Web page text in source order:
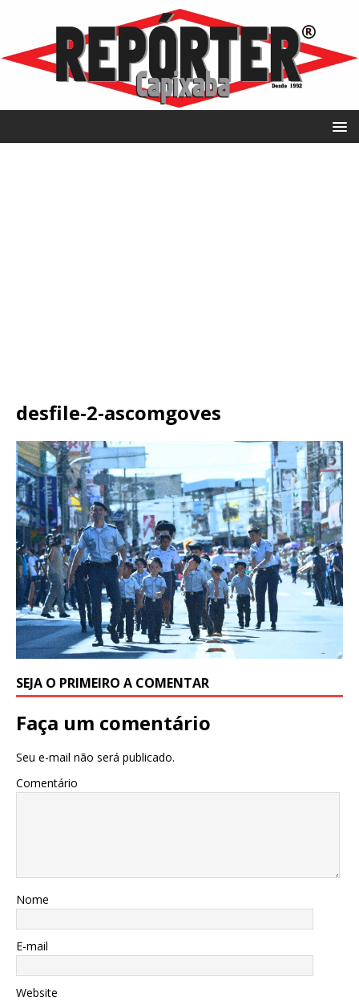
desfile-2-ascomgoves
SEJA O PRIMEIRO A COMENTAR
Faça um comentário
Seu e-mail não será publicado.
Comentário
Nome
E-mail
Website